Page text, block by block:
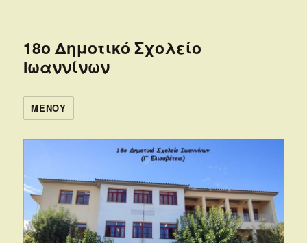
18ο Δημοτικό Σχολείο
Ιωαννίνων
ΜΕΝΟΎ